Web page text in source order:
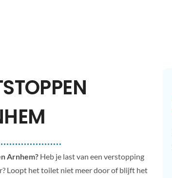
Arnhem?Heb je last van een verstopping
Loopt het toilet niet meer door of blijft het